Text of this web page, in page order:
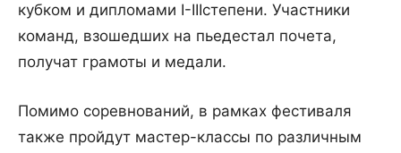
кубком и дипломами I-IIIстепени. Участники
команд, взошедших на пьедестал почета,
получат грамоты и медали.
Помимо соревнований, в рамках фестиваля
также пройдут мастер-классы по различным